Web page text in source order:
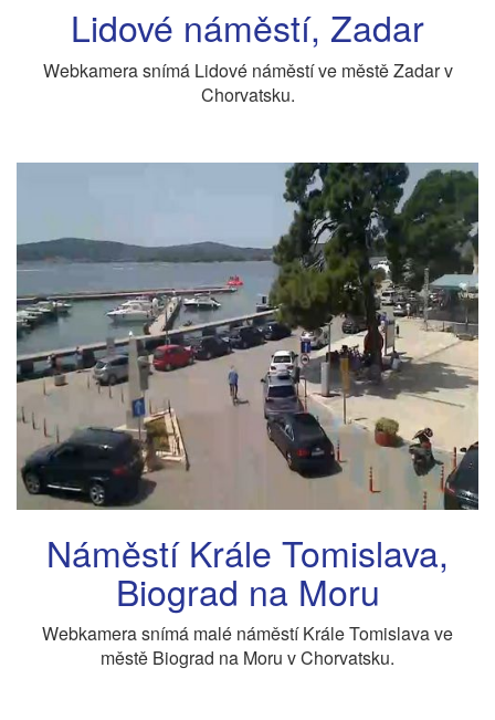
Lidové náměstí, Zadar
Webkamera snímá Lidové náměstí ve městě Zadar v
Chorvatsku.
Náměstí Krále Tomislava,
Biograd na Moru
Webkamera snímá malé náměstí Krále Tomislava ve
městě Biograd na Moru v Chorvatsku.